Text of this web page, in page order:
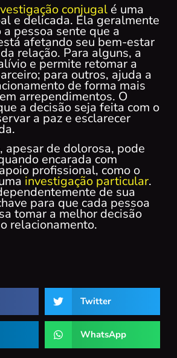
conjugal é uma
e delicada. Ela geralmente
pessoa sente que a
afetando seu bem-estar
relação. Para alguns, a
e permite retomar a
para outros, ajuda a
de forma mais
arrependimentos. O
a decisão seja feita com o
a paz e esclarecer
de dolorosa, pode
encarada com
profissional, como o
investigação particular.
de sua
para que cada pessoa
tomar a melhor decisão
relacionamento.
Twitter
WhatsApp